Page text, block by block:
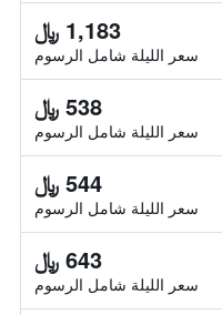
1,183 ﷼
سعر الليلة شامل الرسوم
538 ﷼
سعر الليلة شامل الرسوم
544 ﷼
سعر الليلة شامل الرسوم
643 ﷼
سعر الليلة شامل الرسوم